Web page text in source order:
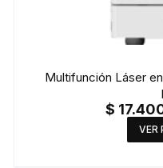
Multifunción Láser
$
VER